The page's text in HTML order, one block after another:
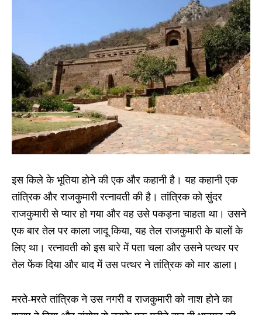
इस किले के भूतिया होने की एक और कहानी है। यह कहानी एक
तांत्रिक और राजकुमारी रत्नावती की है। तांत्रिक को सुंदर
राजकुमारी से प्यार हो गया और वह उसे पकड़ना चाहता था। उसने
एक बार तेल पर काला जादू किया, यह तेल राजकुमारी के बालों के
लिए था। रत्नावती को इस बारे में पता चला और उसने पत्थर पर
तेल फेंक दिया और बाद में उस पत्थर ने तांत्रिक को मार डाला।
मरते-मरते तांत्रिक ने उस नगरी व राजकुमारी को नाश होने का